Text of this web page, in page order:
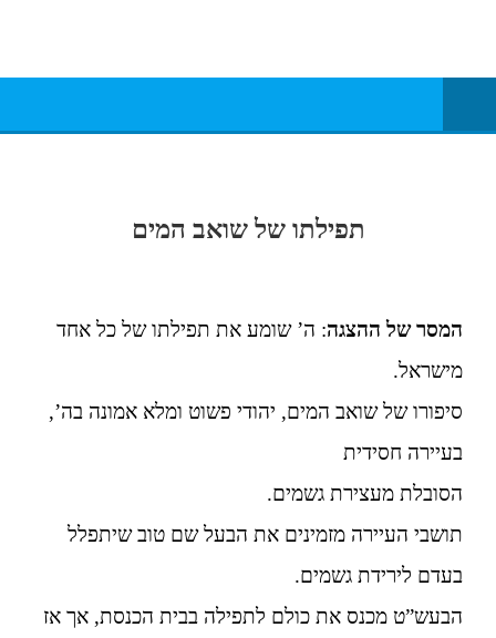
תפילתו של שואב המים
המסר של ההצגה: ה’ שומע את תפילתו של כל אחד
מישראל.
סיפורו של שואב המים, יהודי פשוט ומלא אמונה בה’,
בעיירה חסידית
הסובלת מעצירת גשמים.
תושבי העיירה מזמינים את הבעל שם טוב שיתפלל
בעדם לירידת גשמים.
הבעש”ט מכנס את כולם לתפילה בבית הכנסת, אך אז